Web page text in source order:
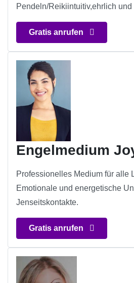
Pendeln/Reikiintuitiv,ehrlich
Gratis anrufen
Engelmedium
Professionelles Medium für alle
Emotionale und energetische
Jenseitskontakte.
Gratis anrufen